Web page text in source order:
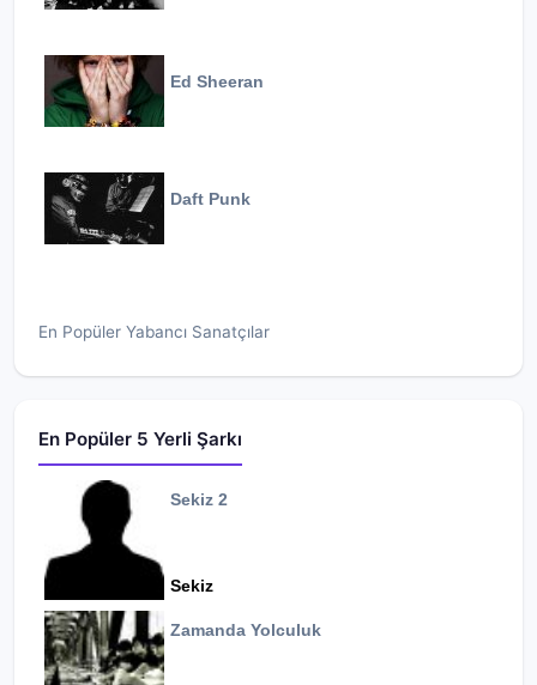
Ed Sheeran
Daft Punk
En Popüler Yabancı Sanatçılar
En Popüler 5 Yerli Şarkı
Sekiz 2
Sekiz
Zamanda Yolculuk